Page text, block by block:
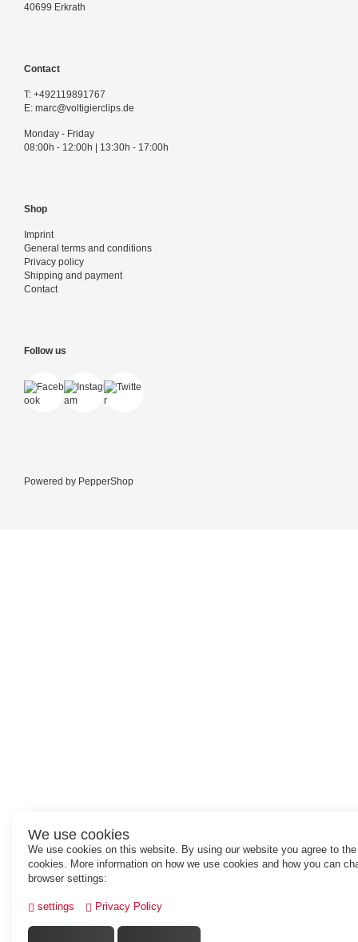
We use cookies
We use cookies on this website. By using our website you agree to
cookies. More information on how we use cookies and how you can
browser settings:
settings Privacy Policy
40699 Erkrath
Contact
T: +492119891767
E: marc@voltigierclips.de
Monday - Friday
08:00h - 12:00h | 13:30h - 17:00h
Shop
Imprint
General terms and conditions
Privacy policy
Shipping and payment
Contact
Follow us
Powered by PepperShop